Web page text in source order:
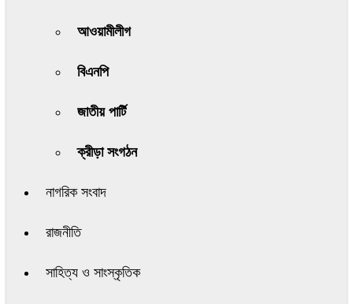
আওয়ামীলীগ
বিএনপি
জাতীয় পার্টি
ক্রীড়া সংগঠন
নাগরিক সংবাদ
রাজনীতি
সাহিত্য ও সাংস্কৃতিক